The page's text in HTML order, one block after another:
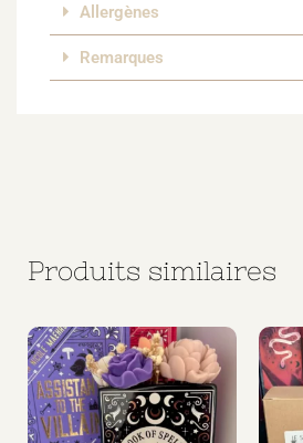
Allergènes
Remarques
Produits similaires